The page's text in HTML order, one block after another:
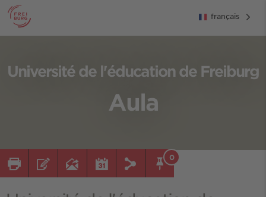
français
Université de l'éducation de Freiburg
Aula
0